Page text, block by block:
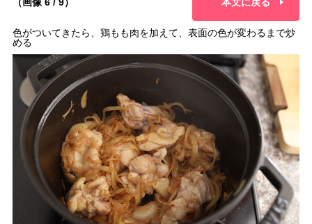
色がついてきたら、鶏もも肉を加えて、表面の色が変わるまで炒
める